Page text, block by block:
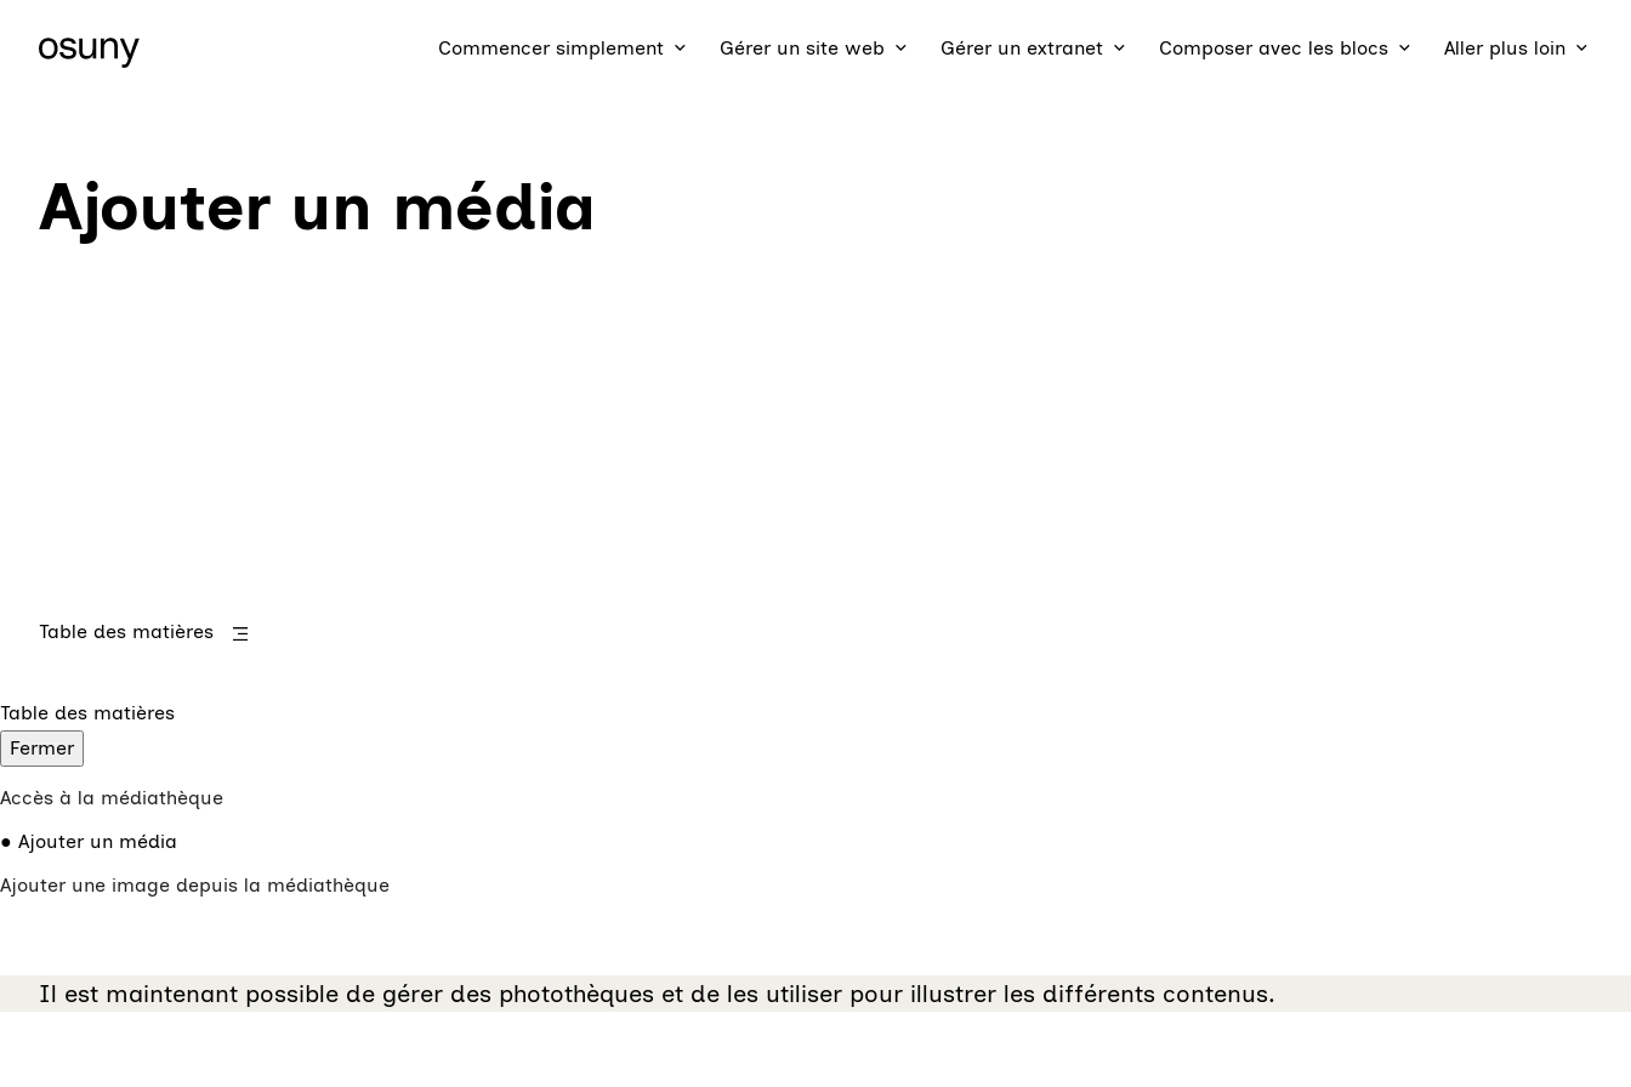
Commencer simplement Gérer un site web Gérer un extranet Composer avec les blocs Aller plus loin
Ajouter un média
Table des matières
Table des matières
Fermer
Accès à la médiathèque
Ajouter un média
Ajouter une image depuis la médiathèque
Il est maintenant possible de gérer des photothèques et de les utiliser pour illustrer les différents contenus.